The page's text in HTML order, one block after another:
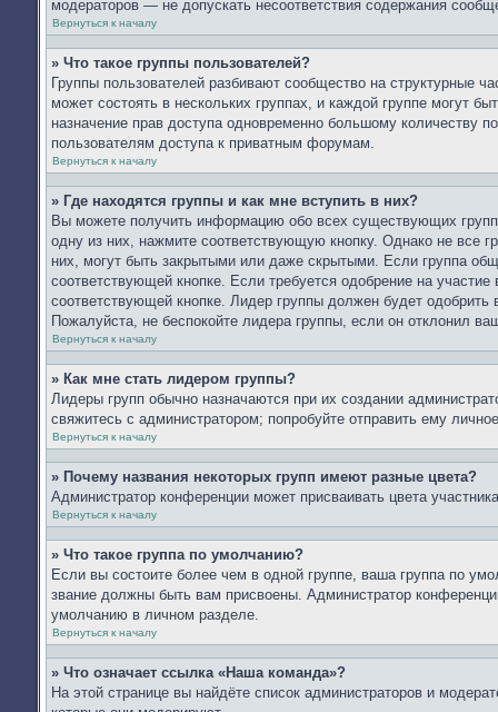
модераторов — не допускать несоответствия содержания
Вернуться к началу
» Что такое группы пользователей?
Группы пользователей разбивают сообщество на структурные
может состоять в нескольких группах, и каждой группе могут
назначение прав доступа одновременно большому количеству
пользователям доступа к приватным форумам.
Вернуться к началу
» Где находятся группы и как мне вступить в них?
Вы можете получить информацию обо всех существующих
одну из них, нажмите соответствующую кнопку. Однако не все
них, могут быть закрытыми или даже скрытыми. Если группа
соответствующей кнопке. Если требуется одобрение на
соответствующей кнопке. Лидер группы должен будет
Пожалуйста, не беспокойте лидера группы, если он отклонил
Вернуться к началу
» Как мне стать лидером группы?
Лидеры групп обычно назначаются при их создании
свяжитесь с администратором; попробуйте отправить ему
Вернуться к началу
» Почему названия некоторых групп имеют разные цвета?
Администратор конференции может присваивать цвета
Вернуться к началу
» Что такое группа по умолчанию?
Если вы состоите более чем в одной группе, ваша группа по
звание должны быть вам присвоены. Администратор
умолчанию в личном разделе.
Вернуться к началу
» Что означает ссылка «Наша команда»?
На этой странице вы найдёте список администраторов и